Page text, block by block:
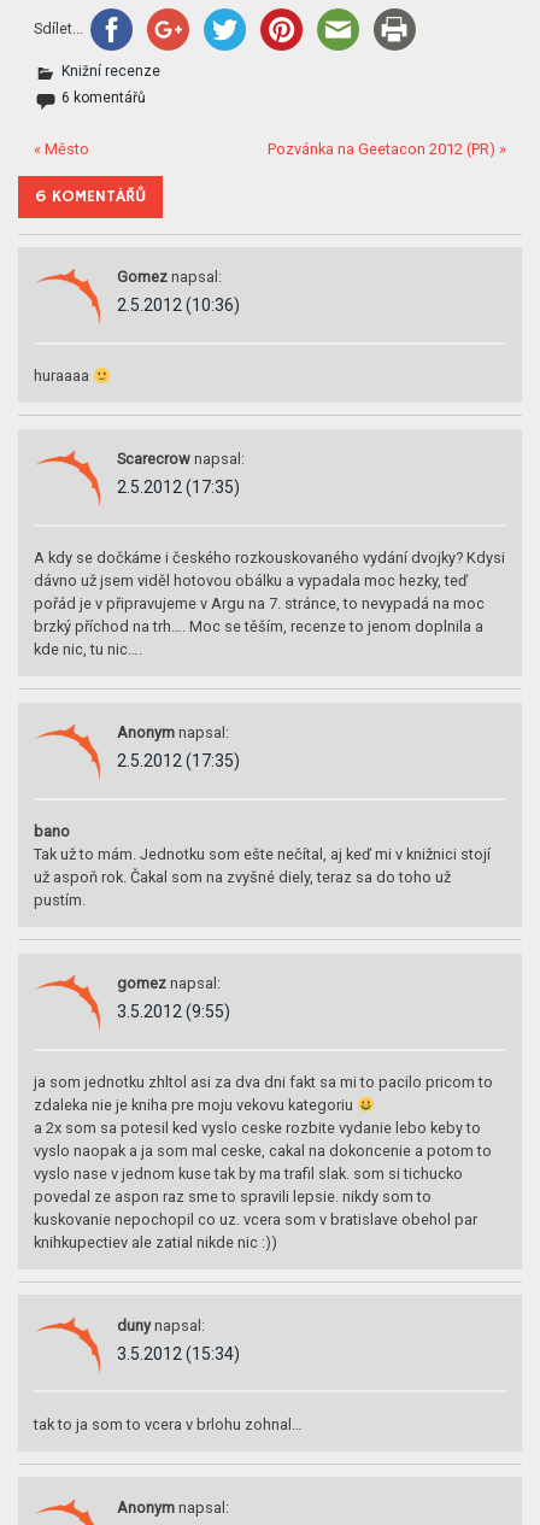
Sdílet...
Knižní recenze
6 komentářů
« Město Pozvánka na Geetacon 2012 (PR) »
6 KOMENTÁŘŮ
Gomez napsal:
2.5.2012 (10:36)
huraaaa
Scarecrow napsal:
2.5.2012 (17:35)
A kdy se dočkáme i českého rozkouskovaného vydání dvojky? Kdysi
dávno už jsem viděl hotovou obálku a vypadala moc hezky, teď
pořád je v připravujeme v Argu na 7. stránce, to nevypadá na moc
brzký příchod na trh…. Moc se těším, recenze to jenom doplnila a
kde nic, tu nic….
Anonym napsal:
2.5.2012 (17:35)
bano
Tak už to mám. Jednotku som ešte nečítal, aj keď mi v knižnici stojí
už aspoň rok. Čakal som na zvyšné diely, teraz sa do toho už
pustím.
gomez napsal:
3.5.2012 (9:55)
ja som jednotku zhltol asi za dva dni fakt sa mi to pacilo pricom to
zdaleka nie je kniha pre moju vekovu kategoriu
a 2x som sa potesil ked vyslo ceske rozbite vydanie lebo keby to
vyslo naopak a ja som mal ceske, cakal na dokoncenie a potom to
vyslo nase v jednom kuse tak by ma trafil slak. som si tichucko
povedal ze aspon raz sme to spravili lepsie. nikdy som to
kuskovanie nepochopil co uz. vcera som v bratislave obehol par
knihkupectiev ale zatial nikde nic :))
duny napsal:
3.5.2012 (15:34)
tak to ja som to vcera v brlohu zohnal…
Anonym napsal: